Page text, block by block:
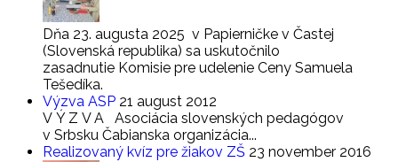
Dňa 23. augusta 2025 v Papierničke v Častej
(Slovenská republika) sa uskutočnilo
zasadnutie Komisie pre udelenie Ceny Samuela
Tešedíka.
Výzva ASP 21 august 2012
V Ý Z V A Asociácia slovenských pedagógov
v Srbsku Čabianska organizácia...
Realizovaný kvíz pre žiakov ZŠ 23 november 2016